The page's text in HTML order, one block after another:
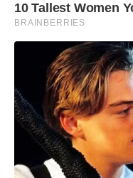
10 Tallest Women
BRAINBERRIES